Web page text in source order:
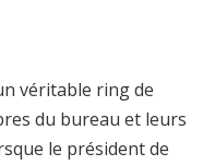
véritable ring de
du bureau et leurs
le président de